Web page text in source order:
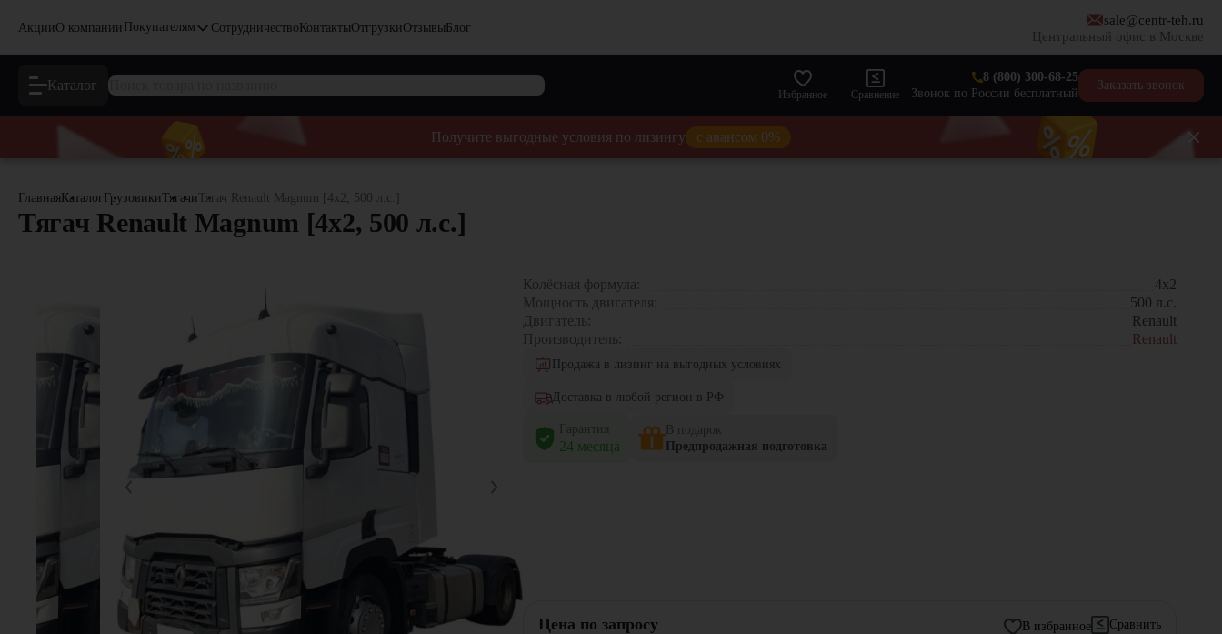
АкцииО компании Покупателям СотрудничествоКонтактыОтгрузкиОтзывыБлог
sale@centr-teh.ru
Центральный офис в Москве
Каталог
Избранное Сравнение
8 (800) 300-68-25
Звонок по России бесплатный
Заказать звонок
Получите выгодные условия по лизингу с авансом 0%
Главная Каталог ГрузовикиТягачи Тягач Renault Magnum [4x2, 500 л.с.]
Тягач Renault Magnum [4x2, 500 л.с.]
Колёсная формула:
4x2
Мощность двигателя:
500 л.с.
Двигатель:
Renault
Производитель:
Renault
Продажа в лизинг на выгодных условиях
Доставка в любой регион в РФ
Гарантия
24 месяца
В подарок
Предпродажная подготовка
Цена по запросу В избранное Сравнить